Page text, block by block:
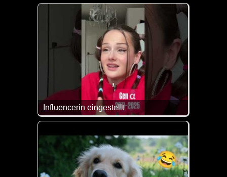
Marianne gesteht ihrer Freundin Helga, dass sie
Influencerin eingestellt
Dieses Meeting ist mal wieder der Knaller.